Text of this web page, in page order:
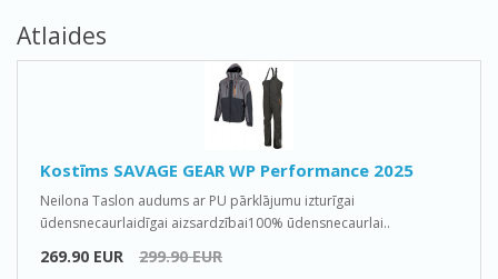
Atlaides
Kostīms SAVAGE GEAR WP Performance 2025
Neilona Taslon audums ar PU pārklājumu izturīgai
ūdensnecaurlaidīgai aizsardzībai100% ūdensnecaurlai..
269.90 EUR 299.90 EUR